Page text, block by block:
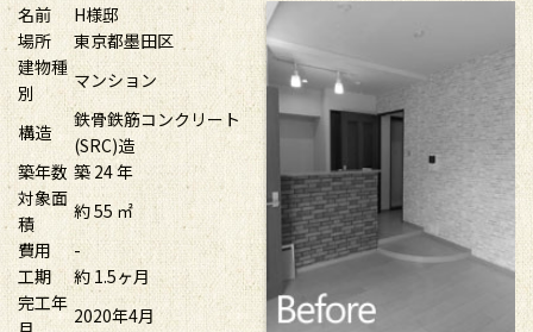
名前
H様邸
場所
東京都墨田区
建物種
別
マンション
構造
鉄骨鉄筋コンクリート
(SRC)造
築年数 築 24 年
対象面
積
約 55 ㎡
費用
-
工期
約 1.5ヶ月
完工年
2020年4月